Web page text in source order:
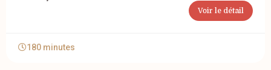
Voir le détail
180 minutes